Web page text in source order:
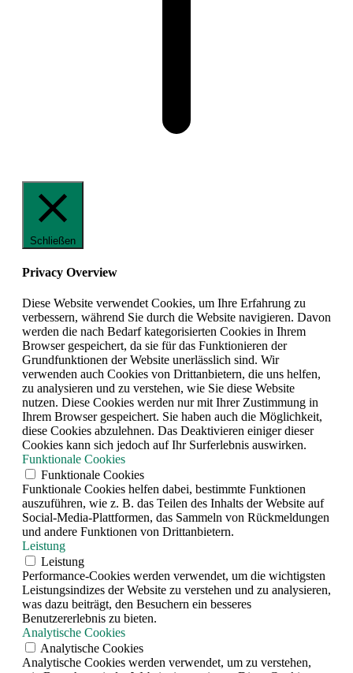
Schließen
Privacy Overview
Diese Website verwendet Cookies, um Ihre Erfahrung zu
verbessern, während Sie durch die Website navigieren. Davon
werden die nach Bedarf kategorisierten Cookies in Ihrem
Browser gespeichert, da sie für das Funktionieren der
Grundfunktionen der Website unerlässlich sind. Wir
verwenden auch Cookies von Drittanbietern, die uns helfen,
zu analysieren und zu verstehen, wie Sie diese Website
nutzen. Diese Cookies werden nur mit Ihrer Zustimmung in
Ihrem Browser gespeichert. Sie haben auch die Möglichkeit,
diese Cookies abzulehnen. Das Deaktivieren einiger dieser
Cookies kann sich jedoch auf Ihr Surferlebnis auswirken.
Funktionale Cookies
Funktionale Cookies
Funktionale Cookies helfen dabei, bestimmte Funktionen
auszuführen, wie z. B. das Teilen des Inhalts der Website auf
Social-Media-Plattformen, das Sammeln von Rückmeldungen
und andere Funktionen von Drittanbietern.
Leistung
Leistung
Performance-Cookies werden verwendet, um die wichtigsten
Leistungsindizes der Website zu verstehen und zu analysieren,
was dazu beiträgt, den Besuchern ein besseres
Benutzererlebnis zu bieten.
Analytische Cookies
Analytische Cookies
Analytische Cookies werden verwendet, um zu verstehen,